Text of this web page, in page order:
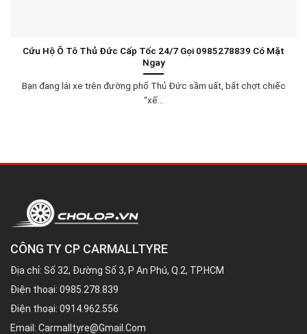
Cứu Hộ Ô Tô Thủ Đức Cấp Tốc 24/7 Gọi 0985278839 Có Mặt
Ngay
Bạn đang lái xe trên đường phố Thủ Đức sầm uất, bất chợt chiếc
“xế...
CÔNG TY CP CARMALLTYRE
Địa chỉ: Số 32, Đường Số 3, P An Phú, Q.2, TP.HCM
Điện thoại: 0985.278.839
Điện thoại: 0914.962.556
Email: Carmalltyre@gmail.com